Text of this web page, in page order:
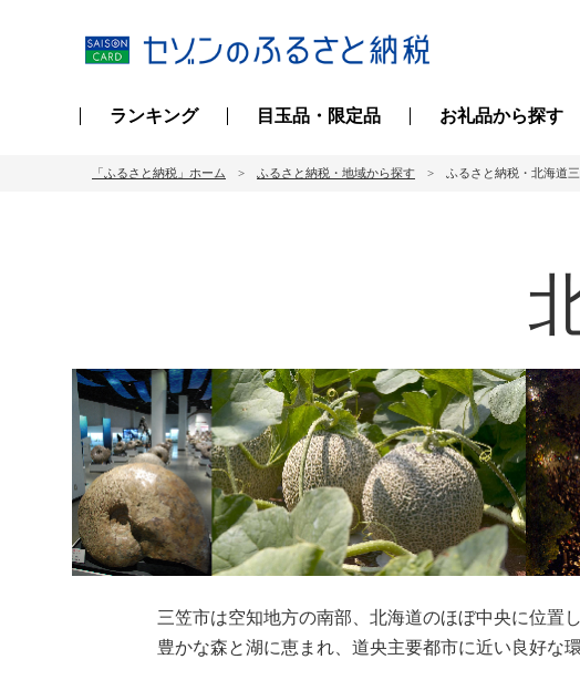
ランキング 目玉品・限定品 お礼品から探す
「ふるさと納税」ホーム ふるさと納税・地域から探す ふるさと納税・北海道
三笠市は空知地方の南部、北海道のほぼ中央に位置し
豊かな森と湖に恵まれ、道央主要都市に近い良好な